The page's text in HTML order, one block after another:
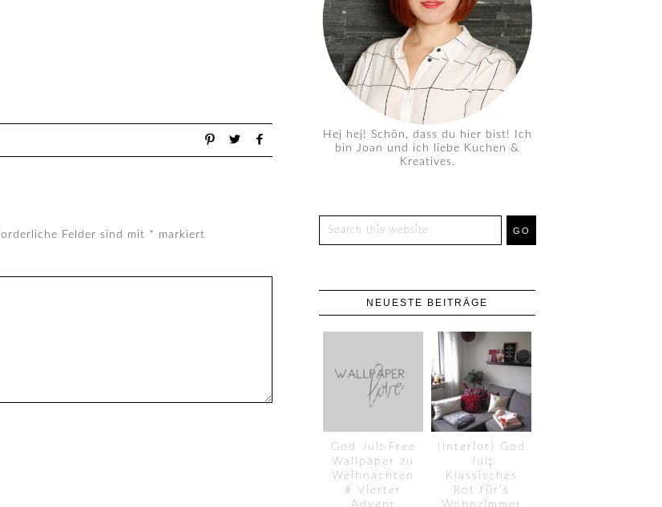
Felder sind mit * markiert
Hej hej! Schön, dass du hier bist! Ich
bin Joan und ich liebe Kuchen &
Kreatives.
NEUESTE BEITRÄGE
God Jul: Free
Wallpaper zu
Weihnachten
# Vierter
Advent
{Interior} God
Jul:
Klassisches
Rot für’s
Wohnzimmer